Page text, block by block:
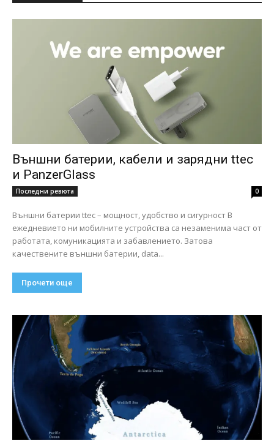
Външни батерии, кабели и зарядни ttec
и PanzerGlass
Последни ревюта 0
Външни батерии ttec – мощност, удобство и сигурност В
ежедневието ни мобилните устройства са незаменима част от
работата, комуникацията и забавлението. Затова
качествените външни батерии, data...
Прочети още